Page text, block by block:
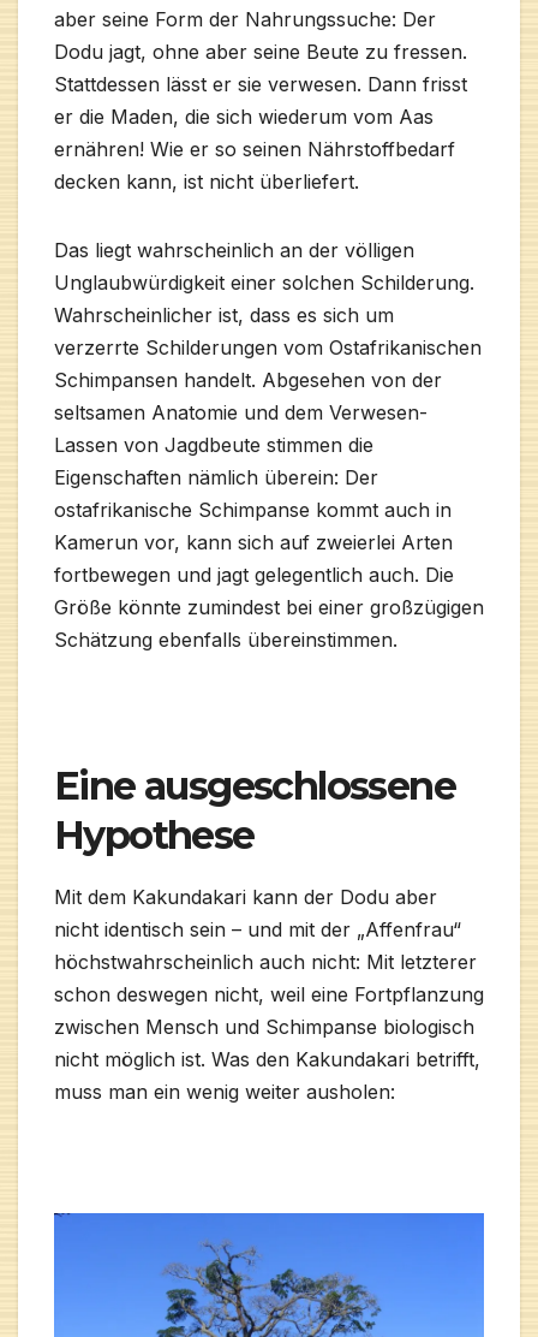
aber seine Form der Nahrungssuche: Der
Dodu jagt, ohne aber seine Beute zu fressen.
Stattdessen lässt er sie verwesen. Dann frisst
er die Maden, die sich wiederum vom Aas
ernähren! Wie er so seinen Nährstoffbedarf
decken kann, ist nicht überliefert.
Das liegt wahrscheinlich an der völligen
Unglaubwürdigkeit einer solchen Schilderung.
Wahrscheinlicher ist, dass es sich um
verzerrte Schilderungen vom Ostafrikanischen
Schimpansen handelt. Abgesehen von der
seltsamen Anatomie und dem Verwesen-
Lassen von Jagdbeute stimmen die
Eigenschaften nämlich überein: Der
ostafrikanische Schimpanse kommt auch in
Kamerun vor, kann sich auf zweierlei Arten
fortbewegen und jagt gelegentlich auch. Die
Größe könnte zumindest bei einer großzügigen
Schätzung ebenfalls übereinstimmen.
Eine ausgeschlossene
Hypothese
Mit dem Kakundakari kann der Dodu aber
nicht identisch sein – und mit der „Affenfrau“
höchstwahrscheinlich auch nicht: Mit letzterer
schon deswegen nicht, weil eine Fortpflanzung
zwischen Mensch und Schimpanse biologisch
nicht möglich ist. Was den Kakundakari betrifft,
muss man ein wenig weiter ausholen: